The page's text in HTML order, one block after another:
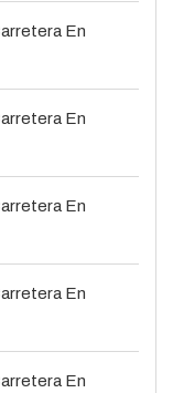
En
En
En
En
En